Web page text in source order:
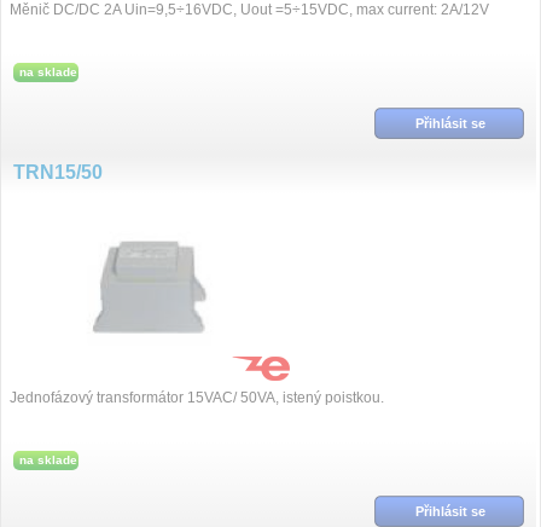
Měnič DC/DC 2A Uin=9,5÷16VDC, Uout =5÷15VDC, max current: 2A/12V
na sklade
Přihlásit se
TRN15/50
Jednofázový transformátor 15VAC/ 50VA, istený poistkou.
na sklade
Přihlásit se